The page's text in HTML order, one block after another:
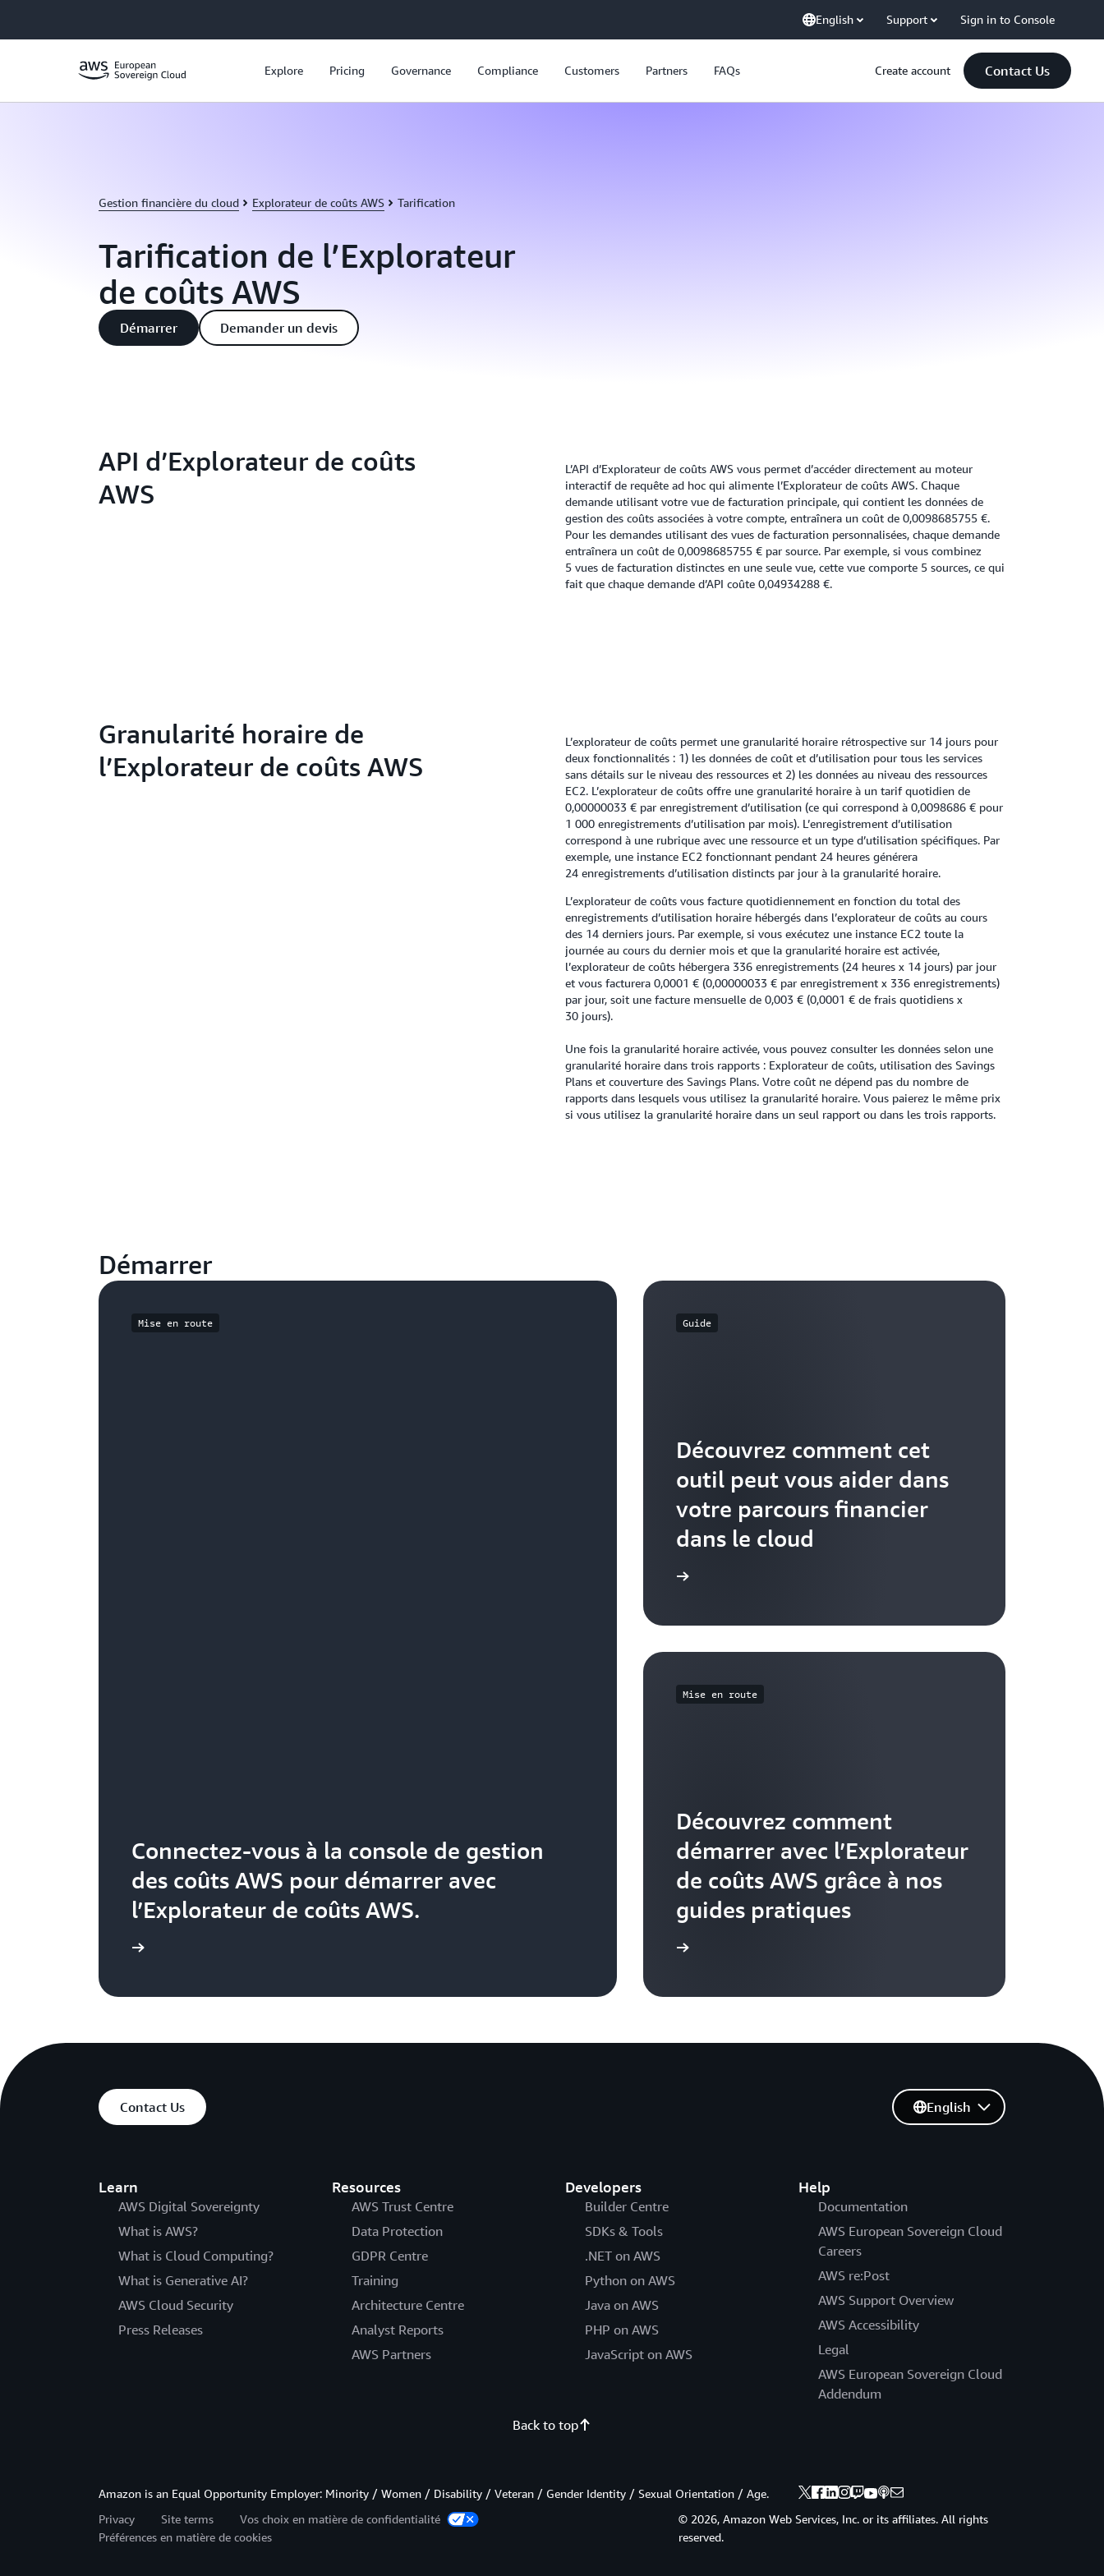
English Support Sign in to Console
Explore Pricing Governance Compliance Customers Partners FAQs Create account Contact Us
Gestion financière du cloud Explorateur de coûts AWS Tarification
Tarification de l’Explorateur
de coûts AWS
Démarrer Demander un devis
API d’Explorateur de coûts
AWS
L’API d’Explorateur de coûts AWS vous permet d’accéder directement au moteur
interactif de requête ad hoc qui alimente l’Explorateur de coûts AWS. Chaque
demande utilisant votre vue de facturation principale, qui contient les données de
gestion des coûts associées à votre compte, entraînera un coût de 0,0098685755 €.
Pour les demandes utilisant des vues de facturation personnalisées, chaque demande
entraînera un coût de 0,0098685755 € par source. Par exemple, si vous combinez
5 vues de facturation distinctes en une seule vue, cette vue comporte 5 sources, ce qui
fait que chaque demande d’API coûte 0,04934288 €.
Granularité horaire de
l’Explorateur de coûts AWS
L’explorateur de coûts permet une granularité horaire rétrospective sur 14 jours pour
deux fonctionnalités : 1) les données de coût et d’utilisation pour tous les services
sans détails sur le niveau des ressources et 2) les données au niveau des ressources
EC2. L’explorateur de coûts offre une granularité horaire à un tarif quotidien de
0,00000033 € par enregistrement d’utilisation (ce qui correspond à 0,0098686 € pour
1 000 enregistrements d’utilisation par mois). L’enregistrement d’utilisation
correspond à une rubrique avec une ressource et un type d’utilisation spécifiques. Par
exemple, une instance EC2 fonctionnant pendant 24 heures générera
24 enregistrements d’utilisation distincts par jour à la granularité horaire.
L’explorateur de coûts vous facture quotidiennement en fonction du total des
enregistrements d’utilisation horaire hébergés dans l’explorateur de coûts au cours
des 14 derniers jours. Par exemple, si vous exécutez une instance EC2 toute la
journée au cours du dernier mois et que la granularité horaire est activée,
l’explorateur de coûts hébergera 336 enregistrements (24 heures x 14 jours) par jour
et vous facturera 0,0001 € (0,00000033 € par enregistrement x 336 enregistrements)
par jour, soit une facture mensuelle de 0,003 € (0,0001 € de frais quotidiens x
30 jours).
Une fois la granularité horaire activée, vous pouvez consulter les données selon une
granularité horaire dans trois rapports : Explorateur de coûts, utilisation des Savings
Plans et couverture des Savings Plans. Votre coût ne dépend pas du nombre de
rapports dans lesquels vous utilisez la granularité horaire. Vous paierez le même prix
si vous utilisez la granularité horaire dans un seul rapport ou dans les trois rapports.
Démarrer
Mise en route
Connectez-vous à la console de gestion
des coûts AWS pour démarrer avec
l’Explorateur de coûts AWS.
Guide
Découvrez comment cet
outil peut vous aider dans
votre parcours financier
dans le cloud
Mise en route
Découvrez comment
démarrer avec l’Explorateur
de coûts AWS grâce à nos
guides pratiques
Contact Us
Learn
AWS Digital Sovereignty
What is AWS?
What is Cloud Computing?
What is Generative AI?
AWS Cloud Security
Press Releases
Resources
AWS Trust Centre
Data Protection
GDPR Centre
Training
Architecture Centre
Analyst Reports
AWS Partners
Developers
Builder Centre
SDKs & Tools
.NET on AWS
Python on AWS
Java on AWS
PHP on AWS
JavaScript on AWS
Help
Documentation
AWS European Sovereign Cloud
Careers
AWS re:Post
AWS Support Overview
AWS Accessibility
Legal
AWS European Sovereign Cloud
Addendum
English
Back to top
Amazon is an Equal Opportunity Employer: Minority / Women / Disability / Veteran / Gender Identity / Sexual Orientation / Age.
Privacy
Site terms
Vos choix en matière de confidentialité
Préférences en matière de cookies
© 2026, Amazon Web Services, Inc. or its affiliates. All rights
reserved.